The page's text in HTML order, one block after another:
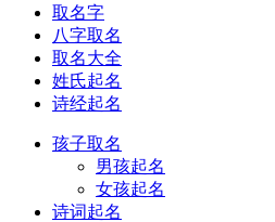
取名字
八字取名
取名大全
姓氏起名
诗经起名
孩子取名
男孩起名
女孩起名
诗词起名